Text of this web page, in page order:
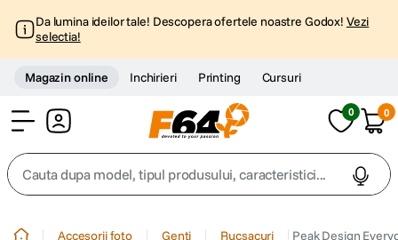
Da lumina ideilor tale! Descopera ofertele noastre Godox! Vezi
selectia!
Magazin online Inchirieri Printing Cursuri
0 0
Cauta dupa model, tipul produsului, caracteristici...
Accesorii foto Genti Rucsacuri Peak Design